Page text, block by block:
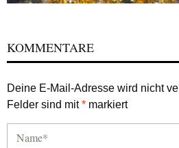
KOMMENTARE
Deine E-Mail-Adresse wird nicht
Felder sind mit* markiert